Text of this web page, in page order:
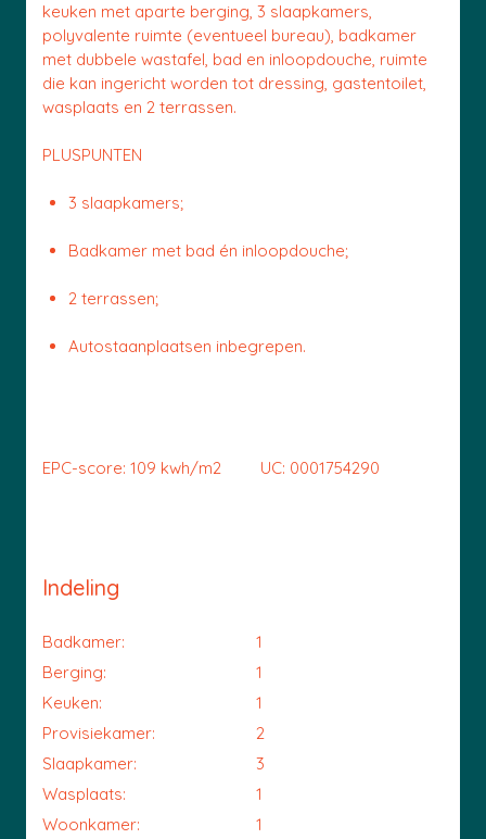
keuken met aparte berging, 3 slaapkamers,
polyvalente ruimte (eventueel bureau), badkamer
met dubbele wastafel, bad en inloopdouche, ruimte
die kan ingericht worden tot dressing, gastentoilet,
wasplaats en 2 terrassen.
PLUSPUNTEN
3 slaapkamers;
Badkamer met bad én inloopdouche;
2 terrassen;
Autostaanplaatsen inbegrepen.
EPC-score: 109 kwh/m2 UC: 0001754290
Indeling
Badkamer:
1
Berging:
1
Keuken:
1
Provisiekamer:
2
Slaapkamer:
3
Wasplaats:
1
Woonkamer:
1